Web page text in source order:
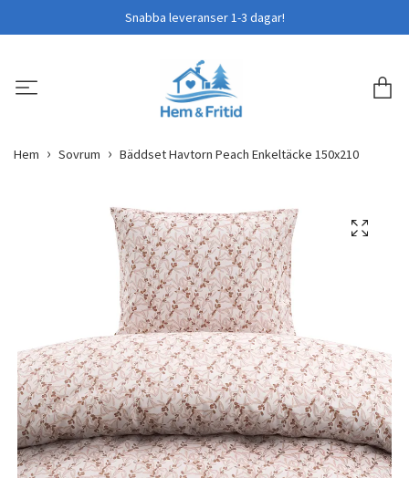
Snabba leveranser 1-3 dagar!
Hem Sovrum Bäddset Havtorn Peach Enkeltäcke 150x210